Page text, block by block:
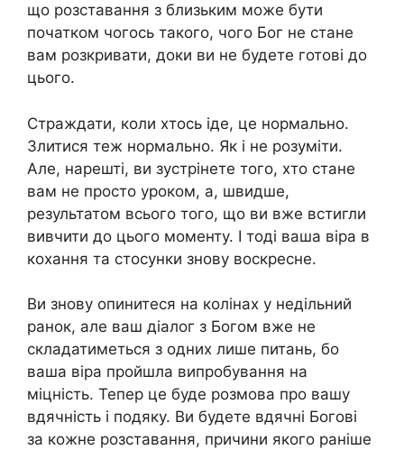
що розставання з близьким може бути
початком чогось такого, чого Бог не стане
вам розкривати, доки ви не будете готові до
цього.
Страждати, коли хтось іде, це нормально.
Злитися теж нормально. Як і не розуміти.
Але, нарешті, ви зустрінете того, хто стане
вам не просто уроком, а, швидше,
результатом всього того, що ви вже встигли
вивчити до цього моменту. І тоді ваша віра в
кохання та стосунки знову воскресне.
Ви знову опинитеся на колінах у недільний
ранок, але ваш діалог з Богом вже не
складатиметься з одних лише питань, бо
ваша віра пройшла випробування на
міцність. Тепер це буде розмова про вашу
вдячність і подяку. Ви будете вдячні Богові
за кожне розставання, причини якого раніше